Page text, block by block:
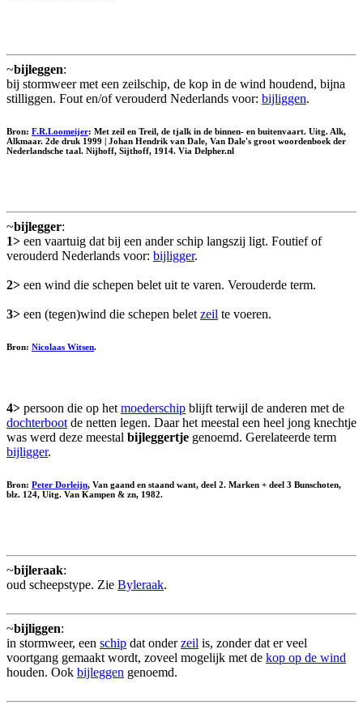
~bijleggen:
bij stormweer met een zeilschip, de kop in de wind houdend, bijna
stilliggen. Fout en/of verouderd Nederlands voor: bijliggen.
Bron: F.R.Loomeijer: Met zeil en Treil, de tjalk in de binnen- en buitenvaart. Uitg. Alk,
Alkmaar. 2de druk 1999 | Johan Hendrik van Dale, Van Dale's groot woordenboek der
Nederlandsche taal. Nijhoff, Sijthoff, 1914. Via Delpher.nl
~bijlegger:
1> een vaartuig dat bij een ander schip langszij ligt. Foutief of
verouderd Nederlands voor: bijligger.
2> een wind die schepen belet uit te varen. Verouderde term.
3> een (tegen)wind die schepen belet zeil te voeren.
Bron: Nicolaas Witsen.
4> persoon die op het moederschip blijft terwijl de anderen met de
dochterboot de netten legen. Daar het meestal een heel jong knechtje
was werd deze meestal bijleggertje genoemd. Gerelateerde term
bijligger.
Bron: Peter Dorleijn, Van gaand en staand want, deel 2. Marken + deel 3 Bunschoten,
blz. 124, Uitg. Van Kampen & zn, 1982.
~bijleraak:
oud scheepstype. Zie Byleraak.
~bijliggen:
in stormweer, een schip dat onderzeil is, zonder dat er veel
voortgang gemaakt wordt, zoveel mogelijk met de kop op de wind
houden. Ook bijleggen genoemd.